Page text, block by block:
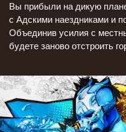
Вы прибыли на дикую
с Адскими наездниками и
Объединив усилия с
будете заново отстроить